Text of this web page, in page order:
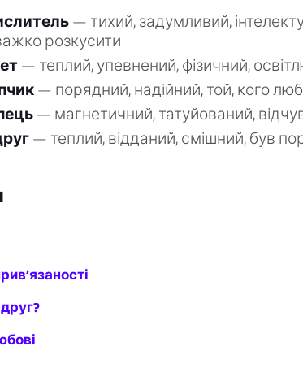
— тихий, задумливий,
розкусити
— теплий, упевнений, фізичний,
— порядний, надійний, той, кого
— магнетичний, татуйований,
— теплий, відданий, смішний, був